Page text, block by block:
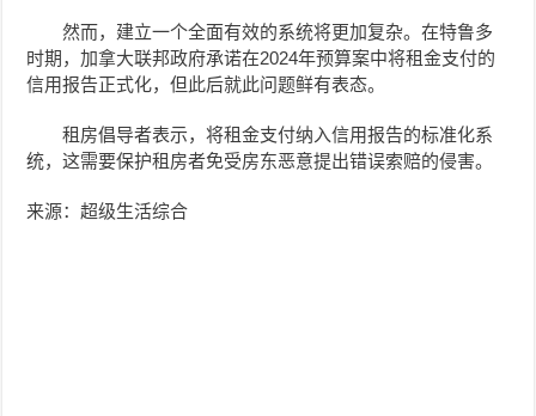
然而，建立一个全面有效的系统将更加复杂。在特鲁多
时期，加拿大联邦政府承诺在2024年预算案中将租金支付的
信用报告正式化，但此后就此问题鲜有表态。
租房倡导者表示，将租金支付纳入信用报告的标准化系
统，这需要保护租房者免受房东恶意提出错误索赔的侵害。
来源：超级生活综合